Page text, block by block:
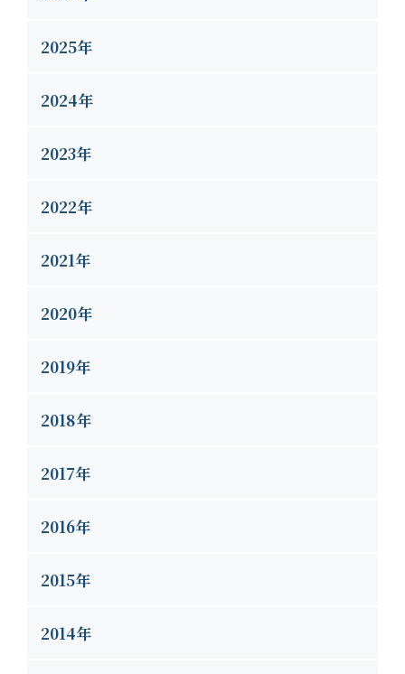
2025年
2024年
2023年
2022年
2021年
2020年
2019年
2018年
2017年
2016年
2015年
2014年